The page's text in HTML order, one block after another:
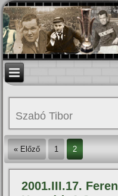
Szabó Tibor
« Előző 1 2
2001.III.17.